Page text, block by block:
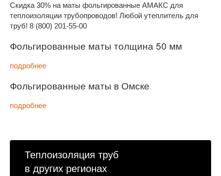
Скидка 30% на маты фольгированные АМАКС для
теплоизоляции трубопроводов! Любой утеплитель для
труб! 8 (800) 201-55-00
Фольгированные маты толщина 50 мм
подробнее
Фольгированные маты в Омске
подробнее
Теплоизоляция труб
в других регионах